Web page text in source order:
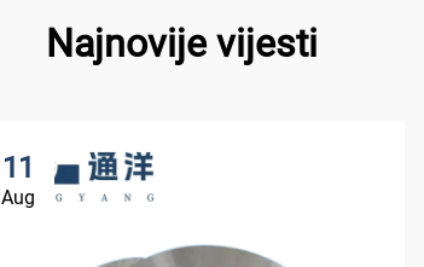
Najnovije vijesti
11
Aug